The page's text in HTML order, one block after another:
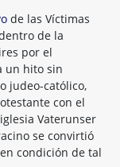
de las Víctimas
de la
por el
un hito sin
judeo-católico,
con el
Vaterunser
se convirtió
condición de tal